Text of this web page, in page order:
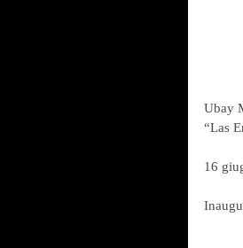
Ubay
“Las
16